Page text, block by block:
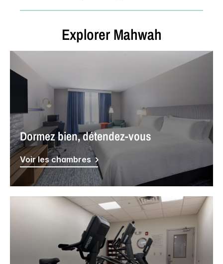
Explorer Mahwah
Dormez bien, détendez-vous
Voir les chambres